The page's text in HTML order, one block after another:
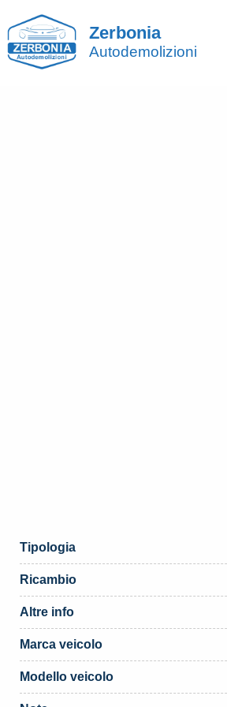
Zerbonia
Autodemolizioni
Tipologia
Ricambio
Altre info
Marca veicolo
Modello veicolo